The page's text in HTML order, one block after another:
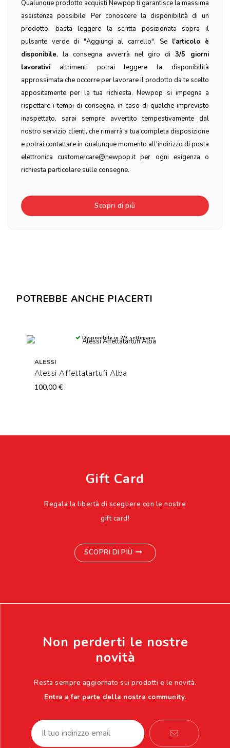
Qualunque prodotto acquisti Newpop ti garantisce la massima
assistenza possibile. Per conoscere la disponibilità di un
prodotto, basta leggere la scritta posizionata sopra il
pulsante verde di "Aggiungi al carrello". Se l'articolo è
disponibile, la consegna avverrà nel giro di3/5 giorni
lavorativi altrimenti potrai leggere la disponibilità
approssimata che occorre per lavorare il prodotto da te scelto
appositamente per la tua richiesta. Newpop si impegna a
rispettare i tempi di consegna, in caso di qualche imprevisto
inaspettato, sarai sempre avvertito tempestivamente dal
nostro servizio clienti, che rimarrà a tua completa disposizione
e potrai contattare in qualunque momento all'indirizzo di posta
elettronica customercare@newpop.it per ogni esigenza o
richiesta particolare sulle consegne.
Scopri di più
POTREBBE ANCHE PIACERTI
Disponibile in 2/3 settimane
ALESSI
Alessi Affettatartufi Alba
100,00 €
Gift Card
Regala la libertà di scegliere con le nostre
gift card!
SCOPRI DI PIÙ
Non perderti le nostre
novità
Resta sempre aggiornato sui prodotti e le novità.
Entra a far parte della nostra community.